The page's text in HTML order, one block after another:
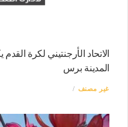
الاتحاد الأرجنتيني لكرة
المدينة برس
غير مصنف